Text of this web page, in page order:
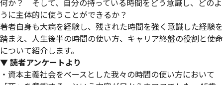
何か？ そして、自分の持っている時間をどう意識し、どのよ
うに主体的に使うことができるか？
著者自身も大病を経験し、残された時間を強く意識した経験を
踏まえ、人生後半の時間の使い方、キャリア終盤の役割と使命
について紹介します。
▼ 読者アンケートより
・資本主義社会をベースとした我々の時間の使い方において